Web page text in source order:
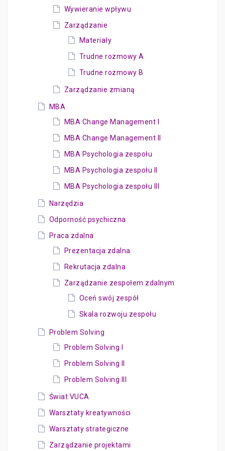
Wywieranie wpływu
Zarządzanie
Materiały
Trudne rozmowy A
Trudne rozmowy B
Zarządzanie zmianą
MBA
MBA Change Management I
MBA Change Management II
MBA Psychologia zespołu
MBA Psychologia zespołu II
MBA Psychologia zespołu III
Narzędzia
Odporność psychiczna
Praca zdalna
Prezentacja zdalna
Rekrutacja zdalna
Zarządzanie zespołem zdalnym
Oceń swój zespół
Skala rozwoju zespołu
Problem Solving
Problem Solving I
Problem Solving II
Problem Solving III
Świat VUCA
Warsztaty kreatywności
Warsztaty strategiczne
Zarządzanie projektami